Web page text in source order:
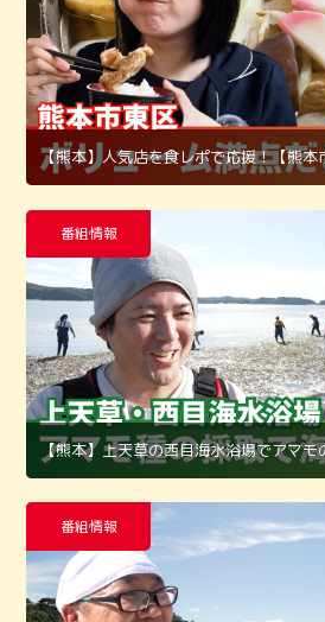
【熊本】人気店を食レポで応援！【熊本
番組情報
【熊本】上天草の西目海水浴場でアマモ
番組情報